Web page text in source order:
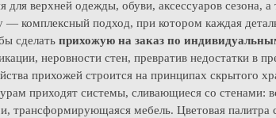
верхней одежды, обуви, аксессуаров сезона,
комплексный подход, при котором каждая
сделатьприхожую на заказ по
неровности стен, превратив недостатки в
прихожей строится на принципах скрытого
приходят системы, сливающиеся со
трансформирующаяся мебель. Цветовая палитра